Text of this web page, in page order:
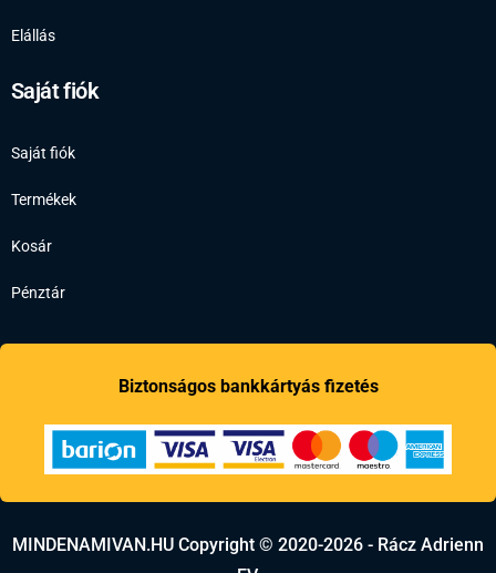
Elállás
Saját fiók
Saját fiók
Termékek
Kosár
Pénztár
Biztonságos bankkártyás fizetés
MINDENAMIVAN.HU Copyright © 2020-2026 - Rácz Adrienn